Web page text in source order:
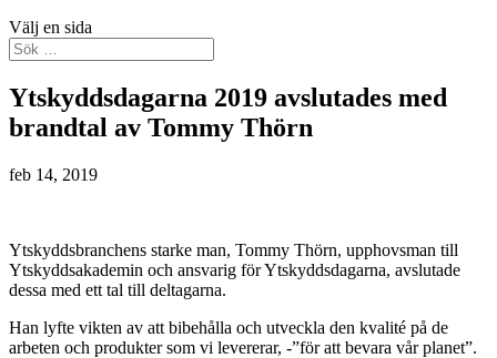
Välj en sida
Ytskyddsdagarna 2019 avslutades med
brandtal av Tommy Thörn
feb 14, 2019
Ytskyddsbranchens starke man, Tommy Thörn, upphovsman till
Ytskyddsakademin och ansvarig för Ytskyddsdagarna, avslutade
dessa med ett tal till deltagarna.
Han lyfte vikten av att bibehålla och utveckla den kvalité på de
arbeten och produkter som vi levererar, -”för att bevara vår planet”.